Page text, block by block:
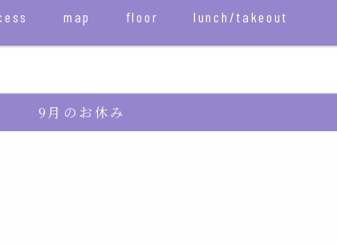
map floor lunch/takeout
9月のお休み